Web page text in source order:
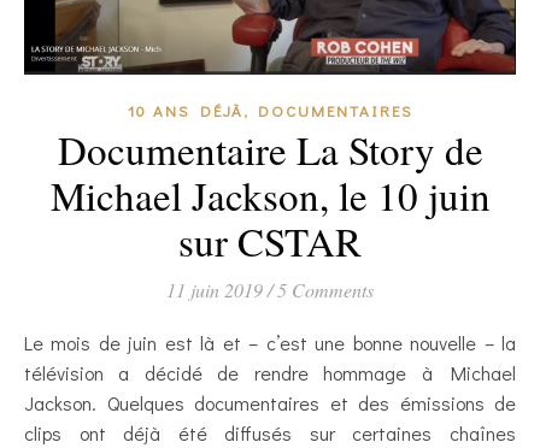
10 ANS DÉJÀ, DOCUMENTAIRES
Documentaire La Story de
Michael Jackson, le 10 juin
sur CSTAR
11 juin 2019/5 Comments
Le mois de juin est là et – c’est une bonne nouvelle – la
télévision a décidé de rendre hommage à Michael
Jackson. Quelques documentaires et des émissions de
clips ont déjà été diffusés sur certaines chaînes